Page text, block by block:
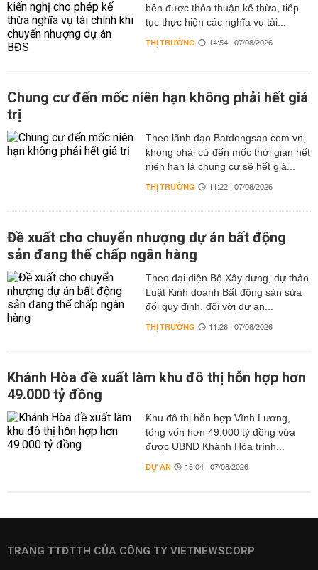
bên được thỏa thuận kế thừa, tiếp
tục thực hiện các nghĩa vụ tài...
THỊ TRƯỜNG 14:54 | 07/08/2026
Chung cư đến mốc niên hạn không phải hết giá
trị
Theo lãnh đạo Batdongsan.com.vn,
không phải cứ đến mốc thời gian hết
niên hạn là chung cư sẽ hết giá...
THỊ TRƯỜNG 11:22 | 07/08/2026
Đề xuất cho chuyển nhượng dự án bất động
sản đang thế chấp ngân hàng
Theo đại diện Bộ Xây dựng, dự thảo
Luật Kinh doanh Bất động sản sửa
đổi quy định, đối với dự án...
THỊ TRƯỜNG 11:26 | 07/08/2026
Khánh Hòa đề xuất làm khu đô thị hỗn hợp hơn
49.000 tỷ đồng
Khu đô thị hỗn hợp Vĩnh Lương,
tổng vốn hơn 49.000 tỷ đồng vừa
được UBND Khánh Hòa trình...
DỰ ÁN 15:04 | 07/08/2026
TRANG TTĐTTH CỦA CÔNG TY VIETNEWSCORP